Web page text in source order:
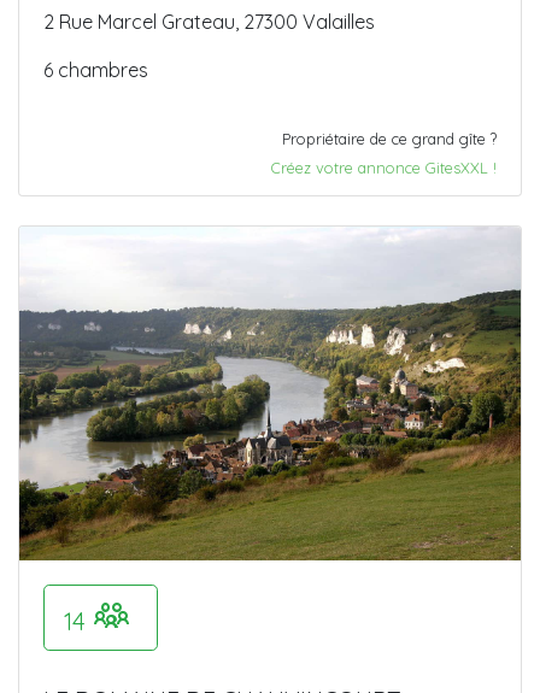
2 Rue Marcel Grateau, 27300 Valailles
6 chambres
Propriétaire de ce grand gîte ?
Créez votre annonce GitesXXL !
14